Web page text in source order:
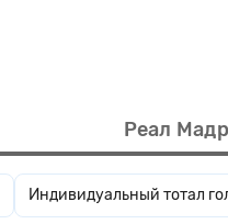
Реал
Индивидуальный тотал